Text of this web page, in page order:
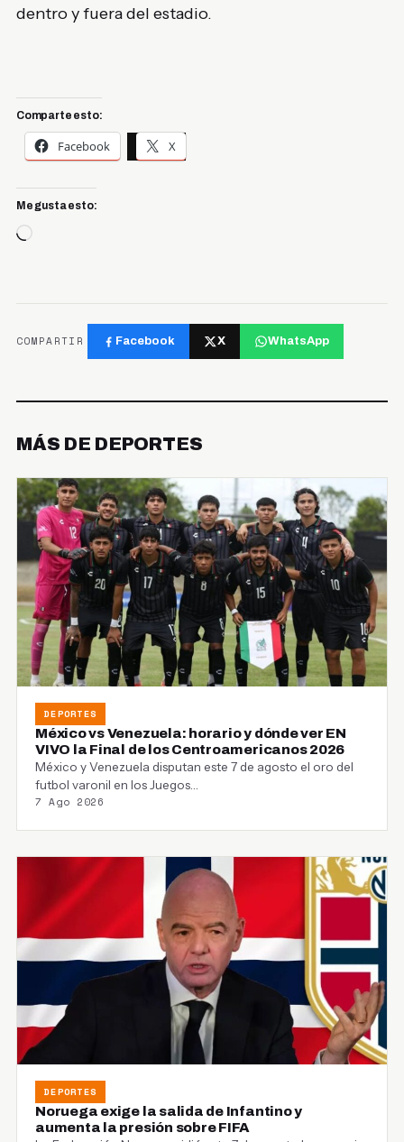
dentro y fuera del estadio.
Comparte esto:
Facebook X
Me gusta esto:
Cargando...
COMPARTIR Facebook X WhatsApp
MÁS DE DEPORTES
DEPORTES
México vs Venezuela: horario y dónde ver EN
VIVO la Final de los Centroamericanos 2026
México y Venezuela disputan este 7 de agosto el oro del
futbol varonil en los Juegos…
7 Ago 2026
DEPORTES
Noruega exige la salida de Infantino y
aumenta la presión sobre FIFA